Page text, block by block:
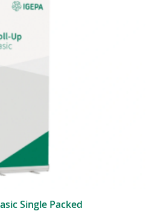
Single Packed